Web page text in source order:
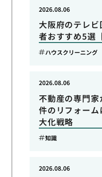
大阪府のテレ
者おすすめ5選
2026.08.06
ハウスクリーニング
不動産の専門
件のリフォー
大化戦略
2026.08.06
知識
2026.08.06